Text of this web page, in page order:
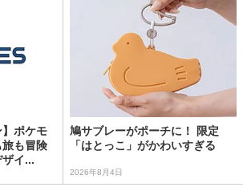
】ポケモ
も冒険
イ...
鳩サブレーがポーチに！ 限定
「はとっこ」がかわいすぎる
2026年8月4日